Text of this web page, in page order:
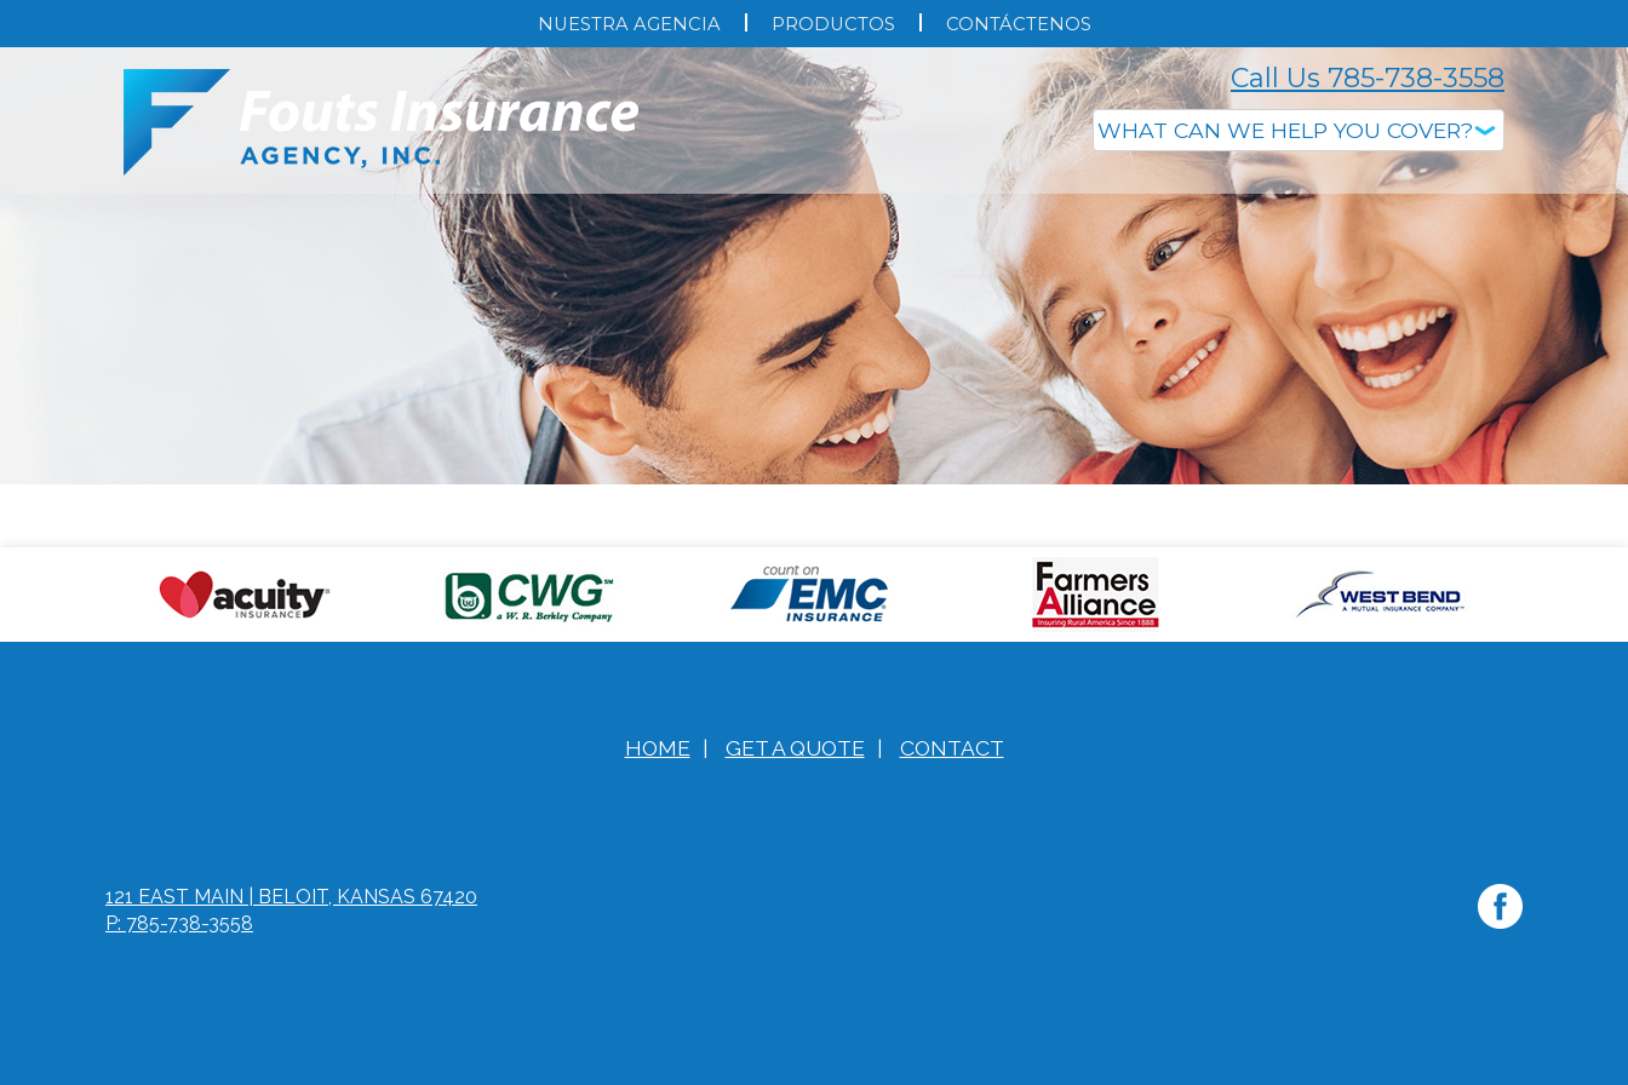
NUESTRA AGENCIA PRODUCTOS CONTÁCTENOS
Call Us 785-738-3558
HOME | GET A QUOTE | CONTACT
121 EAST MAIN | BELOIT, KANSAS 67420
P: 785-738-3558